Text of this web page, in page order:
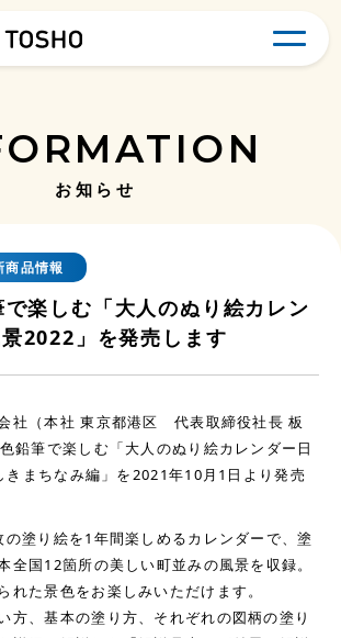
お知らせ
商品情報
楽しむ「大人のぬり絵カレン
2022」を発売します
社（本社 東京都港区 代表取締役社長 板
鉛筆で楽しむ「大人のぬり絵カレンダー日
まちなみ編」を2021年10月1日より発売
塗り絵を1年間楽しめるカレンダーで、塗
全国12箇所の美しい町並みの風景を収録。
れた景色をお楽しみいただけます。
方、基本の塗り方、それぞれの図柄の塗り